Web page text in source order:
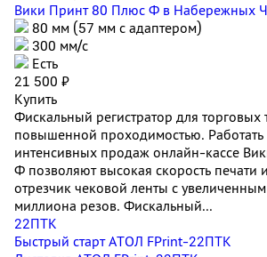
Вики Принт 80 Плюс Ф в Набережных
80 мм (57 мм с адаптером)
300 мм/с
Есть
21 500 ₽
Купить
Фискальный регистратор для торговых
повышенной проходимостью. Работать
интенсивных продаж онлайн-кассе
Ф позволяют высокая скорость печати
отрезчик чековой ленты с
миллиона резов. Фискальный...
22ПТК
Быстрый старт АТОЛ FPrint-22ПТК